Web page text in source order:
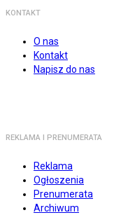
KONTAKT
O nas
Kontakt
Napisz do nas
REKLAMA I PRENUMERATA
Reklama
Ogłoszenia
Prenumerata
Archiwum